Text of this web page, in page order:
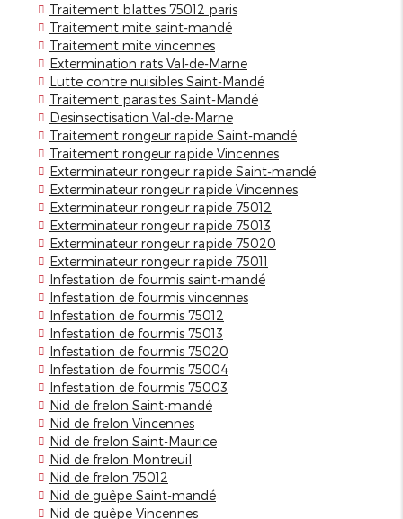
Traitement blattes 75012 paris
Traitement mite saint-mandé
Traitement mite vincennes
Extermination rats Val-de-Marne
Lutte contre nuisibles Saint-Mandé
Traitement parasites Saint-Mandé
Desinsectisation Val-de-Marne
Traitement rongeur rapide Saint-mandé
Traitement rongeur rapide Vincennes
Exterminateur rongeur rapide Saint-mandé
Exterminateur rongeur rapide Vincennes
Exterminateur rongeur rapide 75012
Exterminateur rongeur rapide 75013
Exterminateur rongeur rapide 75020
Exterminateur rongeur rapide 75011
Infestation de fourmis saint-mandé
Infestation de fourmis vincennes
Infestation de fourmis 75012
Infestation de fourmis 75013
Infestation de fourmis 75020
Infestation de fourmis 75004
Infestation de fourmis 75003
Nid de frelon Saint-mandé
Nid de frelon Vincennes
Nid de frelon Saint-Maurice
Nid de frelon Montreuil
Nid de frelon 75012
Nid de guêpe Saint-mandé
Nid de guêpe Vincennes